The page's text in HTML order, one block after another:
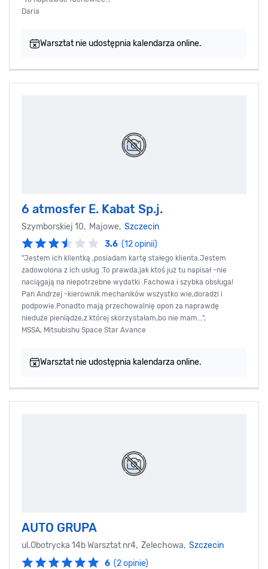
Daria
Warsztat nie udostępnia kalendarza online.
6 atmosfer E. Kabat Sp.j.
Szymborskiej 10, Majowe, Szczecin
3.6 (12 opinii)
"Jestem ich klientką ,posiadam kartę stałego klienta.Jestem
zadowolona z ich usług .To prawda,jak ktoś już tu napisał -nie
naciągają na niepotrzebne wydatki .Fachowa i szybka obsługa!
Pan Andrzej -kierownik mechaników wszystko wie,doradzi i
podpowie.Ponadto mają przechowalnię opon za naprawdę
nieduże pieniądze,z której skorzystałam,bo nie mam...",
MSSA, Mitsubishu Space Star Avance
Warsztat nie udostępnia kalendarza online.
AUTO GRUPA
ul.Obotrycka 14b Warsztat nr4, Żelechowa, Szczecin
6 (2 opinie)